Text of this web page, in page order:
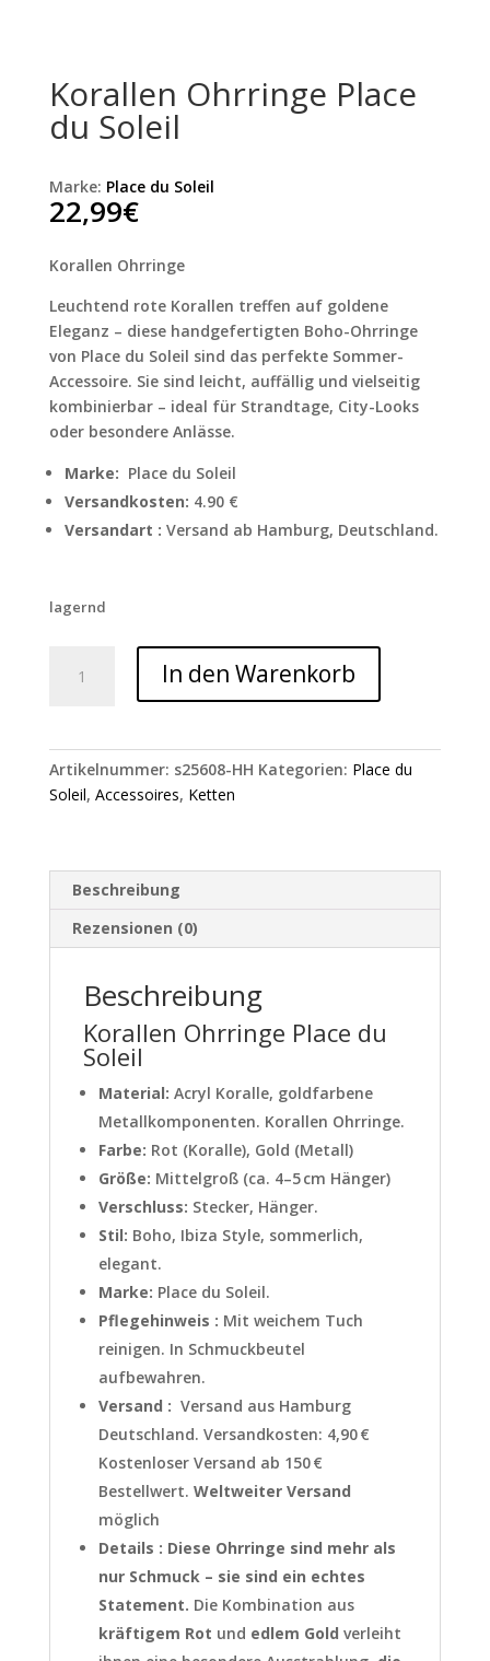
Korallen Ohrringe Place
du Soleil
Marke: Place du Soleil
22,99€
Korallen Ohrringe
Leuchtend rote Korallen treffen auf goldene
Eleganz – diese handgefertigten Boho-Ohrringe
von Place du Soleil sind das perfekte Sommer-
Accessoire. Sie sind leicht, auffällig und vielseitig
kombinierbar – ideal für Strandtage, City-Looks
oder besondere Anlässe.
Marke: Place du Soleil
Versandkosten: 4.90 €
Versandart : Versand ab Hamburg, Deutschland.
lagernd
Ohrringe
In den Warenkorb
Artikelnummer: s25608-HH Kategorien: Place du
Soleil, Accessoires, Ketten
Beschreibung
Rezensionen (0)
Beschreibung
Korallen Ohrringe Place du
Soleil
Material: Acryl Koralle, goldfarbene
Metallkomponenten. Korallen Ohrringe.
Farbe: Rot (Koralle), Gold (Metall)
Größe: Mittelgroß (ca. 4–5 cm Hänger)
Verschluss: Stecker, Hänger.
Stil: Boho, Ibiza Style, sommerlich,
elegant.
Marke: Place du Soleil.
Pflegehinweis : Mit weichem Tuch
reinigen. In Schmuckbeutel
aufbewahren.
Versand : Versand aus Hamburg
Deutschland. Versandkosten: 4,90 €
Kostenloser Versand ab 150 €
Bestellwert. Weltweiter Versand
möglich
Details : Diese Ohrringe sind mehr als
nur Schmuck – sie sind ein echtes
Statement. Die Kombination aus
kräftigem Rot und edlem Gold verleiht